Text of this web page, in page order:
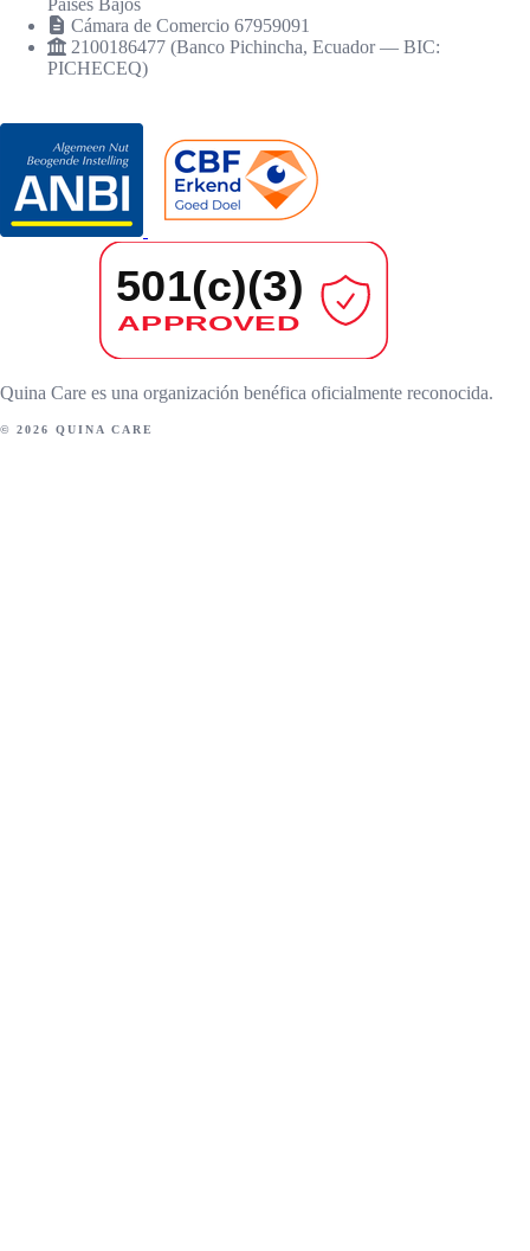
Cámara de Comercio 67959091
2100186477 (Banco Pichincha, Ecuador — BIC:
PICHECEQ)
Quina Care es una organización benéfica oficialmente reconocida.
© 2026 QUINA CARE